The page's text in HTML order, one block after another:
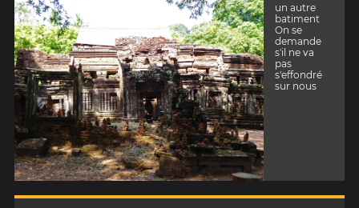
un autre
batiment
On se
demande
s'il ne va
pas
s'effondré
sur nous